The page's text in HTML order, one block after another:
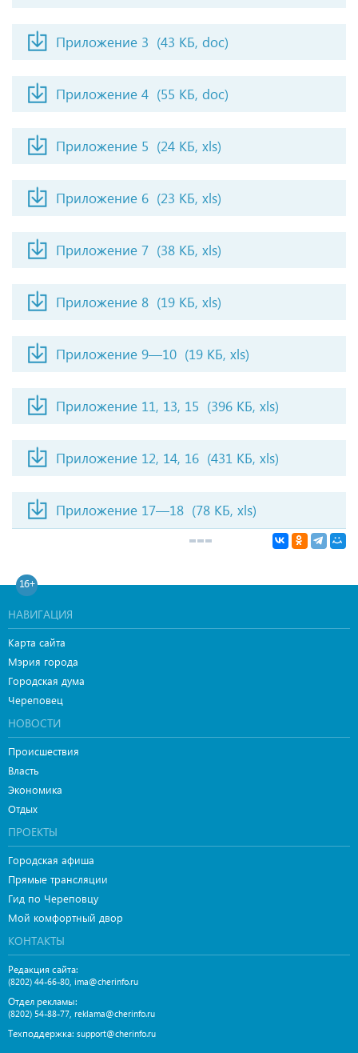
Приложение 3 (43 КБ, doc)
Приложение 4 (55 КБ, doc)
Приложение 5 (24 КБ, xls)
Приложение 6 (23 КБ, xls)
Приложение 7 (38 КБ, xls)
Приложение 8 (19 КБ, xls)
Приложение 9—10 (19 КБ, xls)
Приложение 11, 13, 15 (396 КБ, xls)
Приложение 12, 14, 16 (431 КБ, xls)
Приложение 17—18 (78 КБ, xls)
16+
НАВИГАЦИЯ
Карта сайта
Мэрия города
Городская дума
Череповец
НОВОСТИ
Происшествия
Власть
Экономика
Отдых
ПРОЕКТЫ
Городская афиша
Прямые трансляции
Гид по Череповцу
Мой комфортный двор
КОНТАКТЫ
Редакция сайта:
(8202) 44-66-80, ima@cherinfo.ru
Отдел рекламы:
(8202) 54-88-77, reklama@cherinfo.ru
Техподдержка: support@cherinfo.ru